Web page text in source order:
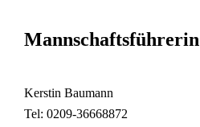
Mannschaftsführerin
Kerstin Baumann
Tel: 0209-36668872